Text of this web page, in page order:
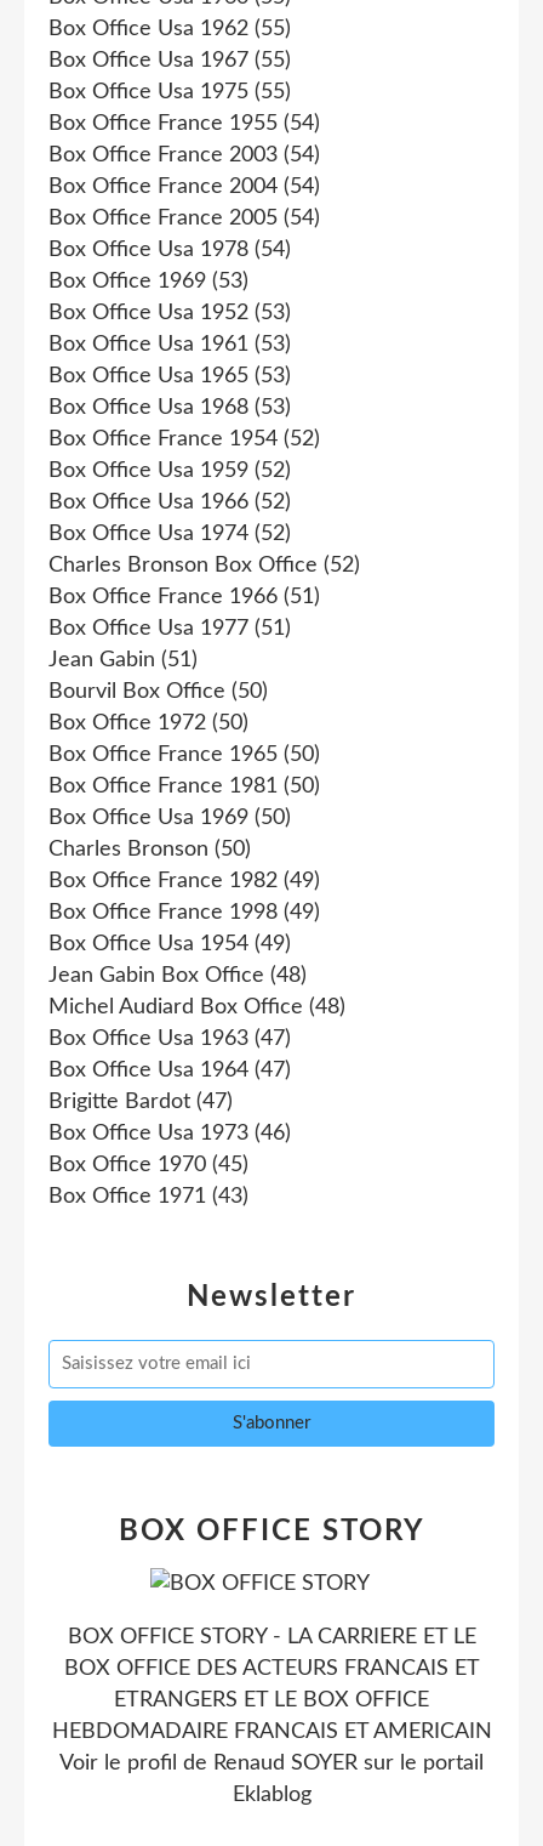
Newsletter
Box Office Usa 1962 (55)
Box Office Usa 1967 (55)
Box Office Usa 1975 (55)
Box Office France 1955 (54)
Box Office France 2003 (54)
Box Office France 2004 (54)
Box Office France 2005 (54)
Box Office Usa 1978 (54)
Box Office 1969 (53)
Box Office Usa 1952 (53)
Box Office Usa 1961 (53)
Box Office Usa 1965 (53)
Box Office Usa 1968 (53)
Box Office France 1954 (52)
Box Office Usa 1959 (52)
Box Office Usa 1966 (52)
Box Office Usa 1974 (52)
Charles Bronson Box Office (52)
Box Office France 1966 (51)
Box Office Usa 1977 (51)
Jean Gabin (51)
Bourvil Box Office (50)
Box Office 1972 (50)
Box Office France 1965 (50)
Box Office France 1981 (50)
Box Office Usa 1969 (50)
Charles Bronson (50)
Box Office France 1982 (49)
Box Office France 1998 (49)
Box Office Usa 1954 (49)
Jean Gabin Box Office (48)
Michel Audiard Box Office (48)
Box Office Usa 1963 (47)
Box Office Usa 1964 (47)
Brigitte Bardot (47)
Box Office Usa 1973 (46)
Box Office 1970 (45)
Box Office 1971 (43)
BOX OFFICE STORY
BOX OFFICE STORY - LA CARRIERE ET LE
BOX OFFICE DES ACTEURS FRANCAIS ET
ETRANGERS ET LE BOX OFFICE
HEBDOMADAIRE FRANCAIS ET AMERICAIN
Voir le profil de Renaud SOYER sur le portail
Eklablog